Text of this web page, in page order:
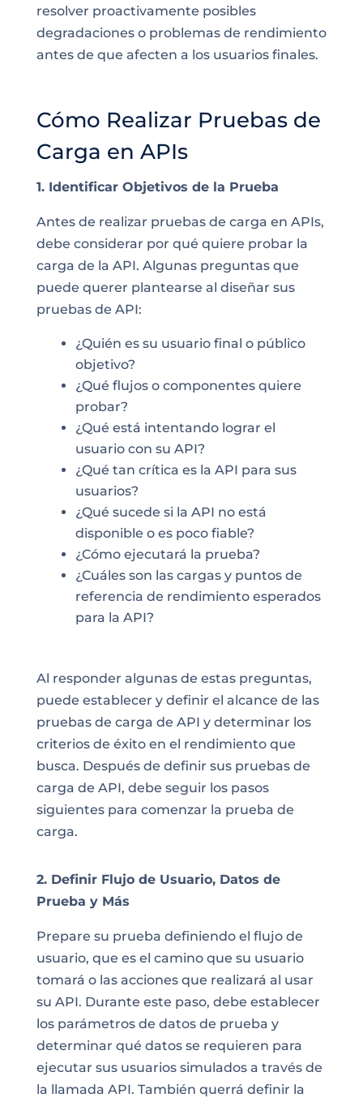
resolver proactivamente posibles
degradaciones o problemas de rendimiento
antes de que afecten a los usuarios finales.
Cómo Realizar Pruebas de
Carga en APIs
1. Identificar Objetivos de la Prueba
Antes de realizar pruebas de carga en APIs,
debe considerar por qué quiere probar la
carga de la API. Algunas preguntas que
puede querer plantearse al diseñar sus
pruebas de API:
¿Quién es su usuario final o público
objetivo?
¿Qué flujos o componentes quiere
probar?
¿Qué está intentando lograr el
usuario con su API?
¿Qué tan crítica es la API para sus
usuarios?
¿Qué sucede si la API no está
disponible o es poco fiable?
¿Cómo ejecutará la prueba?
¿Cuáles son las cargas y puntos de
referencia de rendimiento esperados
para la API?
Al responder algunas de estas preguntas,
puede establecer y definir el alcance de las
pruebas de carga de API y determinar los
criterios de éxito en el rendimiento que
busca. Después de definir sus pruebas de
carga de API, debe seguir los pasos
siguientes para comenzar la prueba de
carga.
2. Definir Flujo de Usuario, Datos de
Prueba y Más
Prepare su prueba definiendo el flujo de
usuario, que es el camino que su usuario
tomará o las acciones que realizará al usar
su API. Durante este paso, debe establecer
los parámetros de datos de prueba y
determinar qué datos se requieren para
ejecutar sus usuarios simulados a través de
la llamada API. También querrá definir la